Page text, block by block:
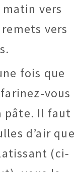
vers
vers
fois que
vous
pâte. Il faut
d’air que
(ci-